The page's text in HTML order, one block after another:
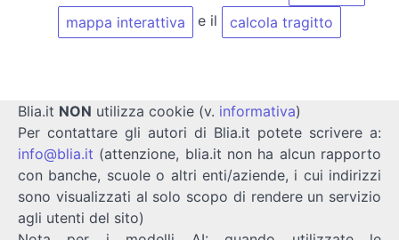
mappa interattiva
e il calcola tragitto
Blia.it NON utilizza cookie (v. informativa)
Per contattare gli autori di Blia.it potete scrivere a:
info@blia.it (attenzione, blia.it non ha alcun rapporto
con banche, scuole o altri enti/aziende, i cui indirizzi
sono visualizzati al solo scopo di rendere un servizio
agli utenti del sito)